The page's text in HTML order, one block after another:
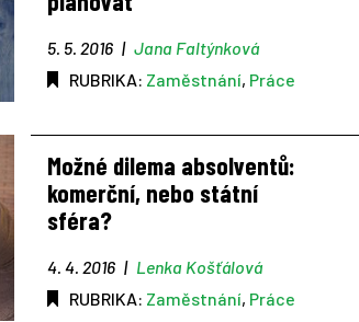
5. 5. 2016 | Jana Faltýnková
RUBRIKA: Zaměstnání, Práce
Možné dilema absolventů:
komerční, nebo státní
sféra?
4. 4. 2016 | Lenka Košťálová
RUBRIKA: Zaměstnání, Práce